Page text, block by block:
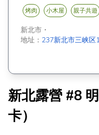
烤肉 小木屋 親子共遊
新北市 ・
地址： 237新北市三峡区
新北露營 #8
卡）